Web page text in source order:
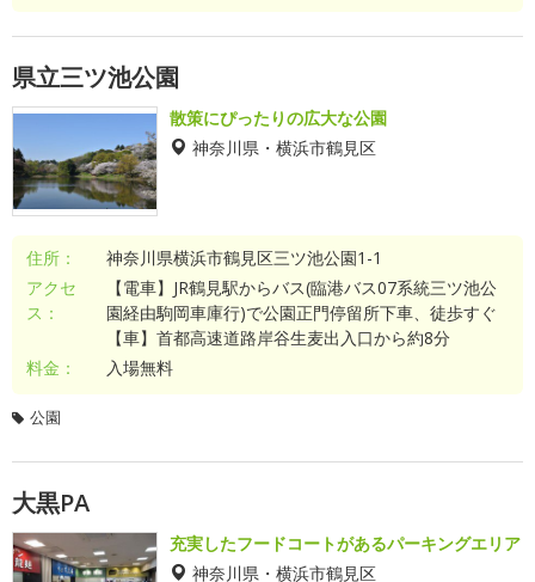
県立三ツ池公園
散策にぴったりの広大な公園
神奈川県・横浜市鶴見区
住所：
神奈川県横浜市鶴見区三ツ池公園1-1
アクセ
ス：
【電車】JR鶴見駅からバス(臨港バス07系統三ツ池公
園経由駒岡車庫行)で公園正門停留所下車、徒歩すぐ
【車】首都高速道路岸谷生麦出入口から約8分
料金：
入場無料
公園
大黒PA
充実したフードコートがあるパーキングエリア
神奈川県・横浜市鶴見区